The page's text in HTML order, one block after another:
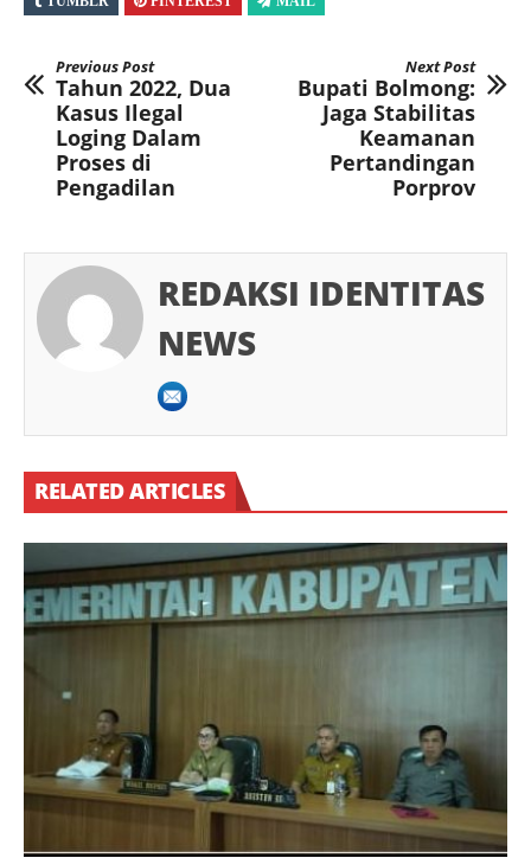
Previous Post
Tahun 2022, Dua
Kasus Ilegal
Loging Dalam
Proses di
Pengadilan
Next Post
Bupati Bolmong:
Jaga Stabilitas
Keamanan
Pertandingan
Porprov
REDAKSI IDENTITAS
NEWS
RELATED ARTICLES